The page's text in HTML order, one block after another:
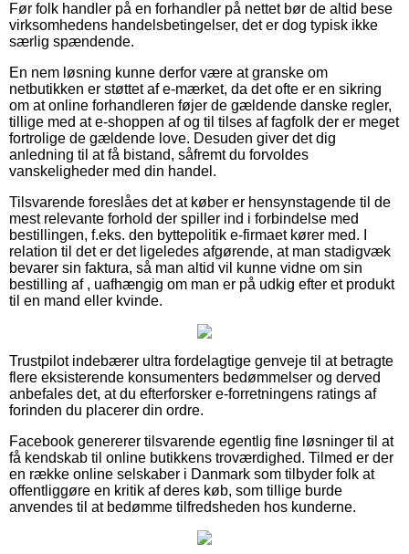
Før folk handler på en forhandler på nettet bør de altid bese
virksomhedens handelsbetingelser, det er dog typisk ikke
særlig spændende.
En nem løsning kunne derfor være at granske om
netbutikken er støttet af e-mærket, da det ofte er en sikring
om at online forhandleren føjer de gældende danske regler,
tillige med at e-shoppen af og til tilses af fagfolk der er meget
fortrolige de gældende love. Desuden giver det dig
anledning til at få bistand, såfremt du forvoldes
vanskeligheder med din handel.
Tilsvarende foreslåes det at køber er hensynstagende til de
mest relevante forhold der spiller ind i forbindelse med
bestillingen, f.eks. den byttepolitik e-firmaet kører med. I
relation til det er det ligeledes afgørende, at man stadigvæk
bevarer sin faktura, så man altid vil kunne vidne om sin
bestilling af , uafhængig om man er på udkig efter et produkt
til en mand eller kvinde.
Trustpilot indebærer ultra fordelagtige genveje til at betragte
flere eksisterende konsumenters bedømmelser og derved
anbefales det, at du efterforsker e-forretningens ratings af
forinden du placerer din ordre.
Facebook genererer tilsvarende egentlig fine løsninger til at
få kendskab til online butikkens troværdighed. Tilmed er der
en række online selskaber i Danmark som tilbyder folk at
offentliggøre en kritik af deres køb, som tillige burde
anvendes til at bedømme tilfredsheden hos kunderne.